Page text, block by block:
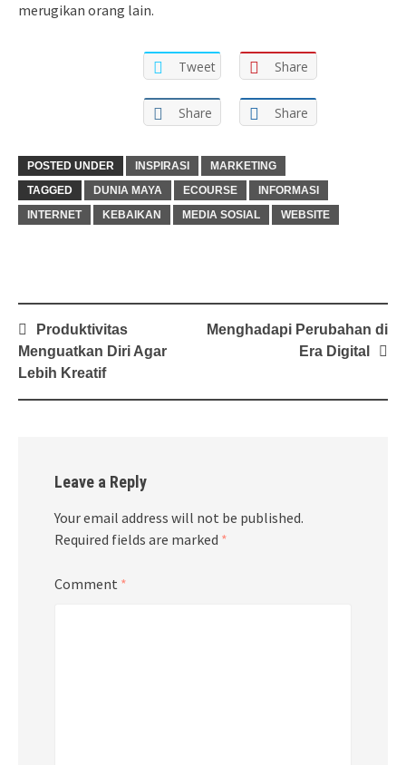
merugikan orang lain.
Tweet Share
Share Share
POSTED UNDER INSPIRASI
MARKETING
TAGGED
DUNIA MAYA ECOURSE
INFORMASI
INTERNET
KEBAIKAN MEDIA SOSIAL WEBSITE
Post
navigation
Produktivitas
Menguatkan Diri Agar
Lebih Kreatif
Menghadapi Perubahan di
Era Digital
Leave a Reply
Your email address will not be published.
Required fields are marked *
Comment *